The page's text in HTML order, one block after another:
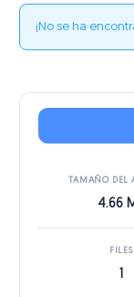
¡No se ha
TAMAÑO DEL
4.66
FILES